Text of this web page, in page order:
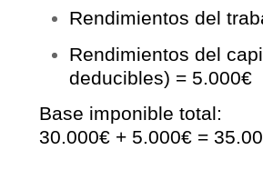
Rendimientos del
Rendimientos del
deducibles) = 5.000€
Base imponible total:
30.000€ + 5.000€ =